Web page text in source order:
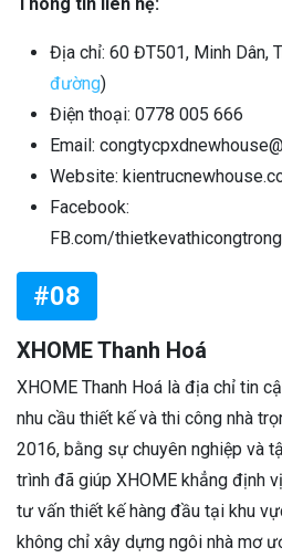
Địa chỉ: 60 ĐT501, Minh Dân,
đường)
Điện thoại: 0778 005 666
Email:
Website:
Facebook:
FB.com/
#08
XHOME Thanh Hoá
XHOME Thanh Hoá là địa chỉ tin
nhu cầu thiết kế và thi công nhà
2016, bằng sự chuyên nghiệp và
trình đã giúp XHOME khẳng định
tư vấn thiết kế hàng đầu tại khu
không chỉ xây dựng ngôi nhà mơ